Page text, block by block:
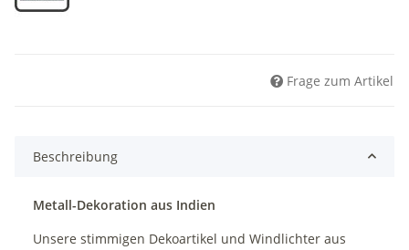
Frage zum Artikel
Beschreibung
Metall-Dekoration aus Indien
Unsere stimmigen Dekoartikel und Windlichter aus